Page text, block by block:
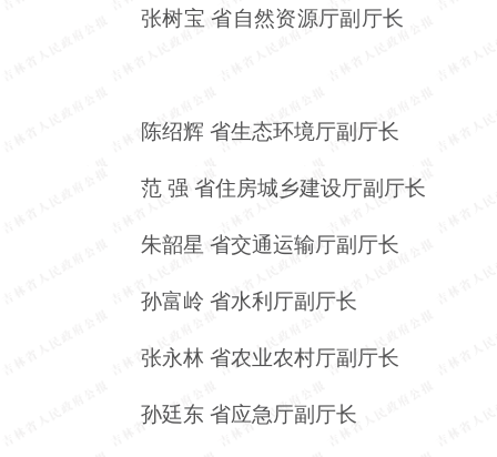
张树宝 省自然资源厅副厅长
陈绍辉 省生态环境厅副厅长
范 强 省住房城乡建设厅副厅长
朱韶星 省交通运输厅副厅长
孙富岭 省水利厅副厅长
张永林 省农业农村厅副厅长
孙廷东 省应急厅副厅长